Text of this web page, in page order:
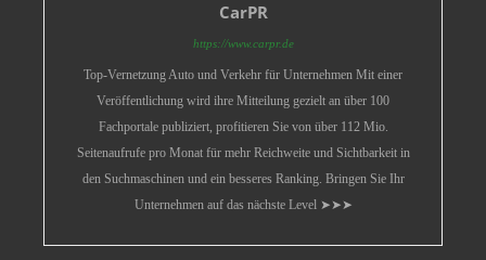
CarPR
https://www.carpr.de
Top-Vernetzung Auto und Verkehr für Unternehmen Mit einer
Veröffentlichung wird ihre Mitteilung gezielt an über 100
Fachportale publiziert, profitieren Sie von über 112 Mio.
Seitenaufrufe pro Monat für mehr Reichweite und Sichtbarkeit in
den Suchmaschinen und ein besseres Ranking. Bringen Sie Ihr
Unternehmen auf das nächste Level ➤➤➤